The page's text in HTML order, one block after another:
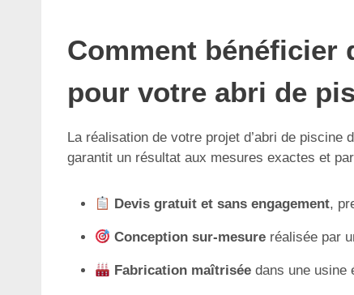
Comment bénéficier
pour votre abri de
La réalisation de votre projet d’abri de
garantit un résultat aux mesures exactes et
Devis gratuit et sans engagement,
Conception sur-mesure réalisée par
Fabrication maîtrisée dans une usine